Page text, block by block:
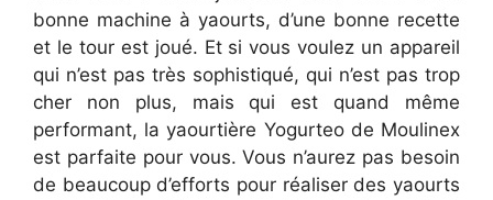
bonne machine à yaourts, d’une bonne recette
et le tour est joué. Et si vous voulez un appareil
qui n’est pas très sophistiqué, qui n’est pas trop
cher non plus, mais qui est quand même
performant, la yaourtière Yogurteo de Moulinex
est parfaite pour vous. Vous n’aurez pas besoin
de beaucoup d’efforts pour réaliser des yaourts